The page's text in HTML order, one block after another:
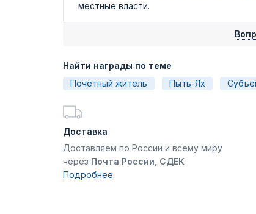
местные власти.
Найти награды по теме
Почетный житель
Пыть-Ях
Доставка
Доставляем по России и всему миру
через Почта России, СДЕК
Подробнее